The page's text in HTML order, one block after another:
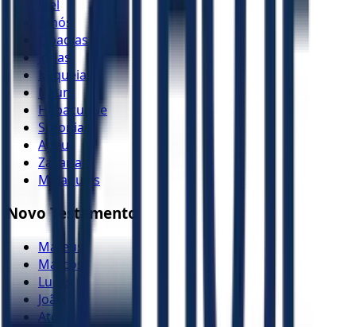
Joel
Amós
Obadias
Jonas
Miquéias
Naum
Habacuque
Sofonias
Ageu
Zacarias
Malaquias
Novo Testamento
Mateus
Marcos
Lucas
João
Atos